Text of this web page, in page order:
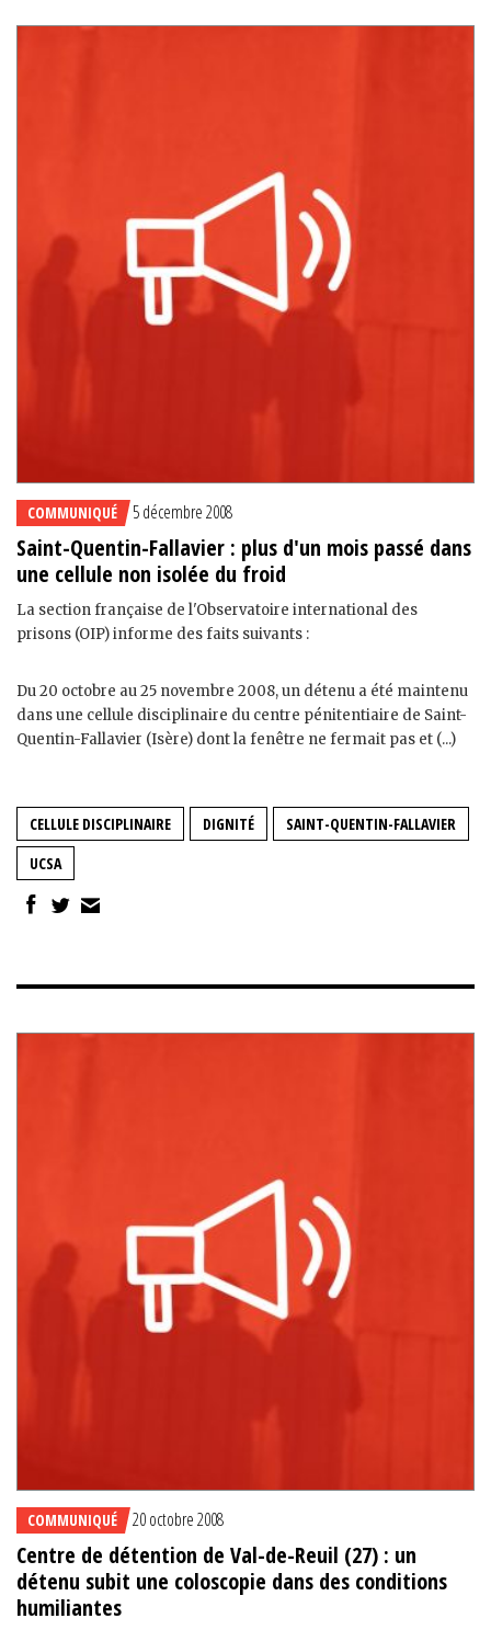
COMMUNIQUÉ 5 décembre 2008
Saint-Quentin-Fallavier : plus d'un mois passé dans
une cellule non isolée du froid
La section française de l'Observatoire international des
prisons (OIP) informe des faits suivants :
Du 20 octobre au 25 novembre 2008, un détenu a été maintenu
dans une cellule disciplinaire du centre pénitentiaire de Saint-
Quentin-Fallavier (Isère) dont la fenêtre ne fermait pas et (...)
CELLULE DISCIPLINAIRE DIGNITÉ
SAINT-QUENTIN-FALLAVIER
UCSA
COMMUNIQUÉ 20 octobre 2008
Centre de détention de Val-de-Reuil (27) : un
détenu subit une coloscopie dans des conditions
humiliantes